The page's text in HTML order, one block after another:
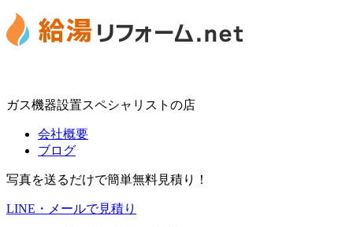
ガス機器設置スペシャリストの店
会社概要
ブログ
写真を送るだけで簡単無料見積り！
LINE・メールで見積り